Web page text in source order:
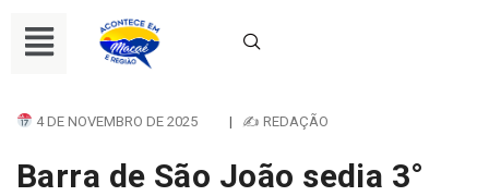
4 DE NOVEMBRO DE 2025 | ✍ REDAÇÃO
Barra de São João sedia 3°